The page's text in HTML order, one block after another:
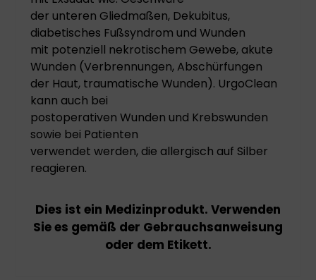
der unteren Gliedmaßen, Dekubitus,
diabetisches Fußsyndrom und Wunden
mit potenziell nekrotischem Gewebe, akute
Wunden (Verbrennungen, Abschürfungen
der Haut, traumatische Wunden). UrgoClean
kann auch bei
postoperativen Wunden und Krebswunden
sowie bei Patienten
verwendet werden, die allergisch auf Silber
reagieren.
Dies ist ein Medizinprodukt. Verwenden
Sie es gemäß der Gebrauchsanweisung
oder dem Etikett.